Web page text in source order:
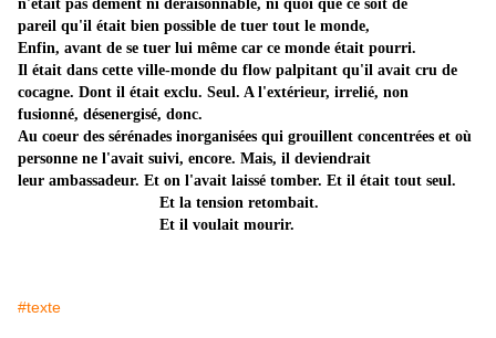
n'était pas dément ni déraisonnable, ni quoi que ce soit de
pareil qu'il était bien possible de tuer tout le monde,
Enfin, avant de se tuer lui même car ce monde était pourri.
Il était dans cette ville-monde du flow palpitant qu'il avait cru de
cocagne. Dont il était exclu. Seul. A l'extérieur, irrelié, non
fusionné, désenergisé, donc.
Au coeur des sérénades inorganisées qui grouillent concentrées et où
personne ne l'avait suivi, encore. Mais, il deviendrait
leur ambassadeur. Et on l'avait laissé tomber. Et il était tout seul.
Et la tension retombait.
Et il voulait mourir.
#texte